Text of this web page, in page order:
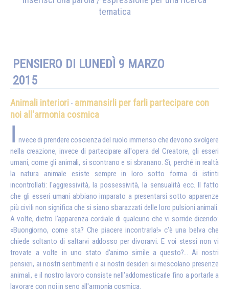
tematica
PENSIERO DI LUNEDÌ 9 MARZO
2015
Animali interiori - ammansirli per farli partecipare con
noi all'armonia cosmica
I nvece di prendere coscienza del ruolo immenso che devono svolgere
nella creazione, invece di partecipare all'opera del Creatore, gli esseri
umani, come gli animali, si scontrano e si sbranano. Sì, perché in realtà
la natura animale esiste sempre in loro sotto forma di istinti
incontrollati: l'aggressività, la possessività, la sensualità ecc. Il fatto
che gli esseri umani abbiano imparato a presentarsi sotto apparenze
più civili non significa che si siano sbarazzati delle loro pulsioni animali.
A volte, dietro l'apparenza cordiale di qualcuno che vi sorride dicendo:
«Buongiorno, come sta? Che piacere incontrarla!» c'è una belva che
chiede soltanto di saltarvi addosso per divorarvi. E voi stessi non vi
trovate a volte in uno stato d'animo simile a questo?... Ai nostri
pensieri, ai nostri sentimenti e ai nostri desideri si mescolano presenze
animali, e il nostro lavoro consiste nell'addomesticarle fino a portarle a
lavorare con noi in seno all'armonia cosmica.